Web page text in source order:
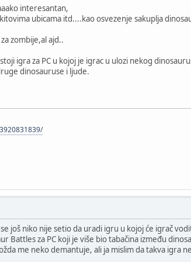
interesantan,
ubicama itd....kao osvezenje sakuplja
zombije,al ajd..
igra za PC u kojoj je igrac u ulozi nekog
dinosauruse i ljude.
još niko nije setio da uradi igru u kojoj će igrač
Battles za PC koji je više bio tabačina između
me neko demantuje, ali ja mislim da takva igra